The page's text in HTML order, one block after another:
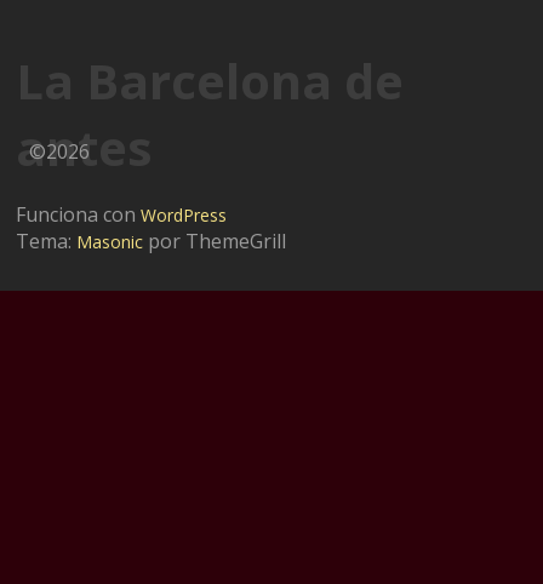
La Barcelona de
antes
©2026
Funciona conWordPress
Tema: Masonic por ThemeGrill